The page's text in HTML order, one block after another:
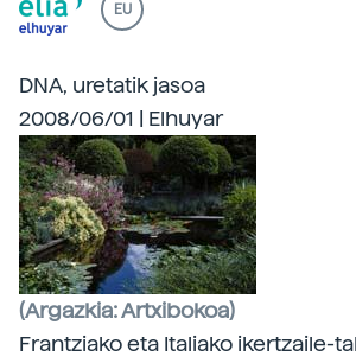
EU
DNA, uretatik jasoa
2008/06/01 | Elhuyar
(Argazkia: Artxibokoa)
Frantziako eta Italiako ikertzaile-